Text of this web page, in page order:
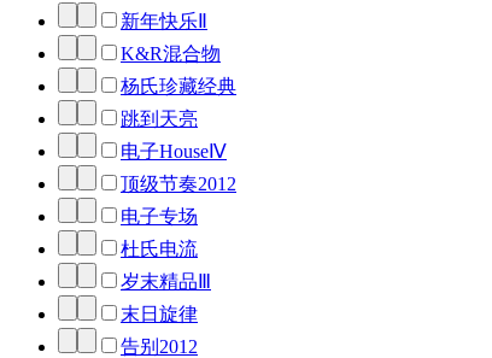
新年快乐Ⅱ
K&R混合物
杨氏珍藏经典
跳到天亮
电子HouseⅣ
顶级节奏2012
电子专场
杜氏电流
岁末精品Ⅲ
末日旋律
告别2012